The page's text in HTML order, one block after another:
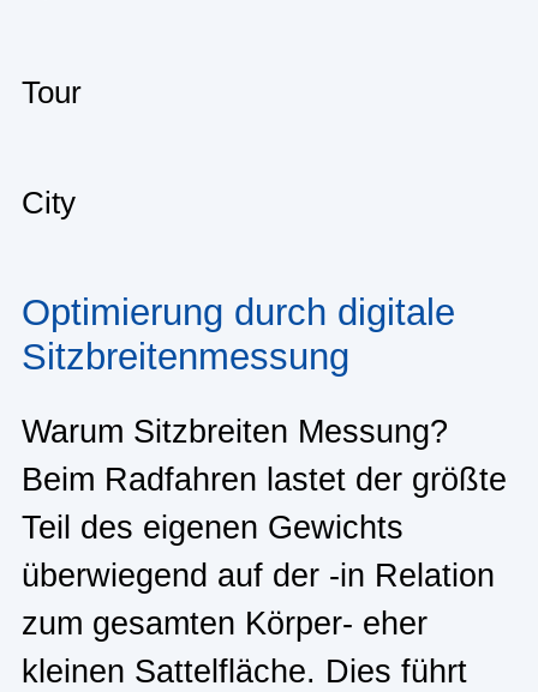
Tour
City
Optimierung durch digitale
Sitzbreitenmessung
Warum Sitzbreiten Messung?
Beim Radfahren lastet der größte
Teil des eigenen Gewichts
überwiegend auf der -in Relation
zum gesamten Körper- eher
kleinen Sattelfläche. Dies führt